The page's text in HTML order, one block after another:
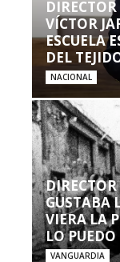
VÍCTOR
ESCUELA
DEL
NACIONAL
GUSTABA
VIERA LA
LO PUEDO
VANGUARDIA